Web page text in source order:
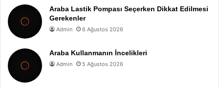
Araba Lastik Pompası Seçerken Dikkat Edilmesi
Gerekenler
Admin 6 Ağustos 2026
Araba Kullanmanın İncelikleri
Admin 5 Ağustos 2026